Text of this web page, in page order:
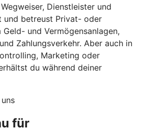
Dienstleister und
und betreust Privat- oder
und Vermögensanlagen,
Zahlungsverkehr. Aber auch in
Marketing oder
du während deiner
für